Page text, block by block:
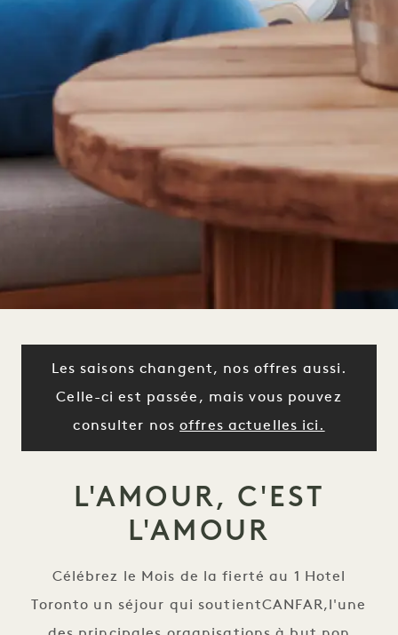
Les saisons changent, nos offres aussi.
Celle-ci est passée, mais vous pouvez
consulter nosoffres actuelles ici.
L'AMOUR, C'EST
L'AMOUR
Célébrez le Mois de la fierté au 1 Hotel
Toronto un séjour qui soutientCANFAR, l'une